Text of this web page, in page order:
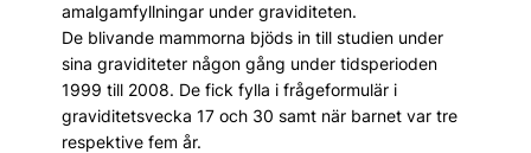
amalgamfyllningar under graviditeten.
De blivande mammorna bjöds in till studien under
sina graviditeter någon gång under tidsperioden
1999 till 2008. De fick fylla i frågeformulär i
graviditetsvecka 17 och 30 samt när barnet var tre
respektive fem år.